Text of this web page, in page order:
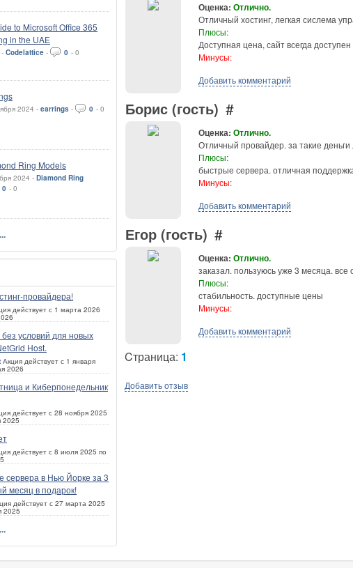
to Microsoft Office 365
in the UAE
Codelattice - 0 - 0
2024 - earrings - 0 - 0
Ring Models
2024 - Diamond Ring
0 - 0
провайдера!
действует с 1 марта 2026
условий для новых
Host.
Акция действует с 1 января
2026
и Киберпонедельник
действует с 28 ноября 2025
2025
действует с 8 июля 2025 по
сервера в Нью Йорке за 3
месяц в подарок!
действует с 27 марта 2025
2025
Оценка: Отлично.
Отличный хостинг, легкая сислема
Плюсы:
Доступная цена, сайт всегда
Минусы:
Добавить комментарий
Борис (гость) #
Оценка: Отлично.
Отличный провайдер. за такие
Плюсы:
быстрые сервера. отличная
Минусы:
Добавить комментарий
Егор (гость) #
Оценка: Отлично.
заказал. пользуюсь уже 3 месяца.
Плюсы:
стабильность. доступные цены
Минусы:
Добавить комментарий
Cтраница: 1
Добавить отзыв